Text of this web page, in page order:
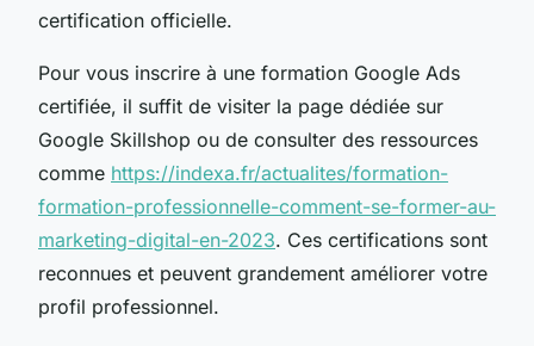
certification officielle.
Pour vous inscrire à une formation Google Ads
certifiée, il suffit de visiter la page dédiée sur
Google Skillshop ou de consulter des ressources
comme https://indexa.fr/actualites/formation-
formation-professionnelle-comment-se-former-au-
marketing-digital-en-2023. Ces certifications sont
reconnues et peuvent grandement améliorer votre
profil professionnel.